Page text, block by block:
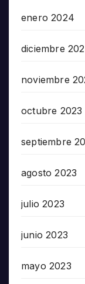
enero 2024
diciembre
noviembre
octubre 2023
septiembre
agosto 2023
julio 2023
junio 2023
mayo 2023